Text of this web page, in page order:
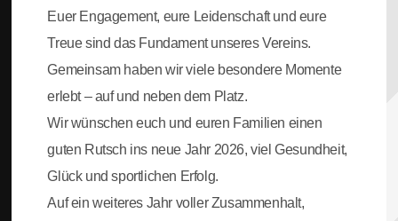
Euer Engagement, eure Leidenschaft und eure
Treue sind das Fundament unseres Vereins.
Gemeinsam haben wir viele besondere Momente
erlebt – auf und neben dem Platz.
Wir wünschen euch und euren Familien einen
guten Rutsch ins neue Jahr 2026, viel Gesundheit,
Glück und sportlichen Erfolg.
Auf ein weiteres Jahr voller Zusammenhalt,